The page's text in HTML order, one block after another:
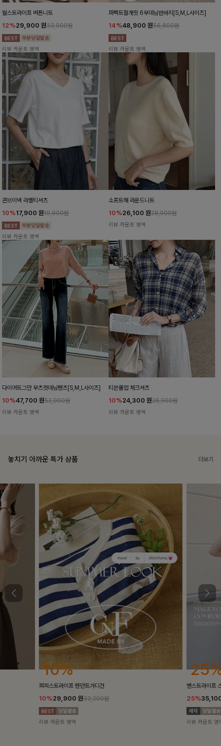
월스트라이프 버튼니트
12%29,900 원33,900원
리뷰 카운트 영역
퍼펙트절개핏 6부데님반바지[S,M,L사이즈]
14%48,900 원56,800원
리뷰 카운트 영역
콘브이넥 라벨티셔츠
10%17,900 원19,800원
리뷰 카운트 영역
소프트해 라운드니트
10%26,100 원28,900원
리뷰 카운트 영역
다이어트그만 부츠컷데님팬츠[S,M,L사이즈]
10%47,700 원52,900원
리뷰 카운트 영역
티븐롤업 체크셔츠
10%24,300 원26,900원
리뷰 카운트 영역
놓치기 아까운 특가 상품 더보기
25%
밴스트라이프 스트링원피스
25%35,100 원46,800원
리뷰 카운트 영역
10%
[5천장돌파/
10%
리뷰 카운트 영